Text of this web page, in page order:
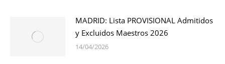
MADRID: Lista PROVISIONAL Admitidos
y Excluidos Maestros 2026
14/04/2026